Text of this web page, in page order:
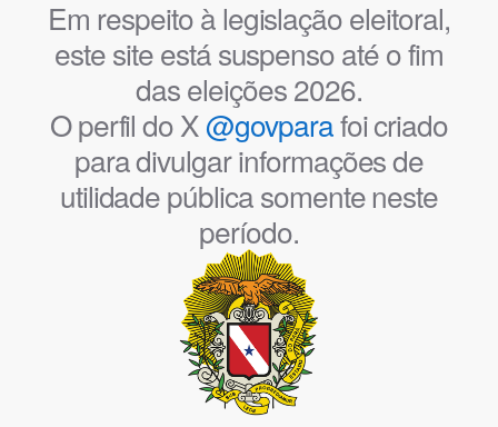
Em respeito à legislação eleitoral,
este site está suspenso até o fim
das eleições 2026.
O perfil do X@govparafoi criado
para divulgar informações de
utilidade pública somente neste
período.